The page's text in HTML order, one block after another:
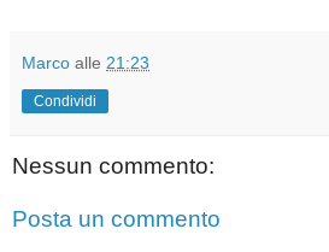
Marco alle 21:23
Condividi
Nessun commento:
Posta un commento